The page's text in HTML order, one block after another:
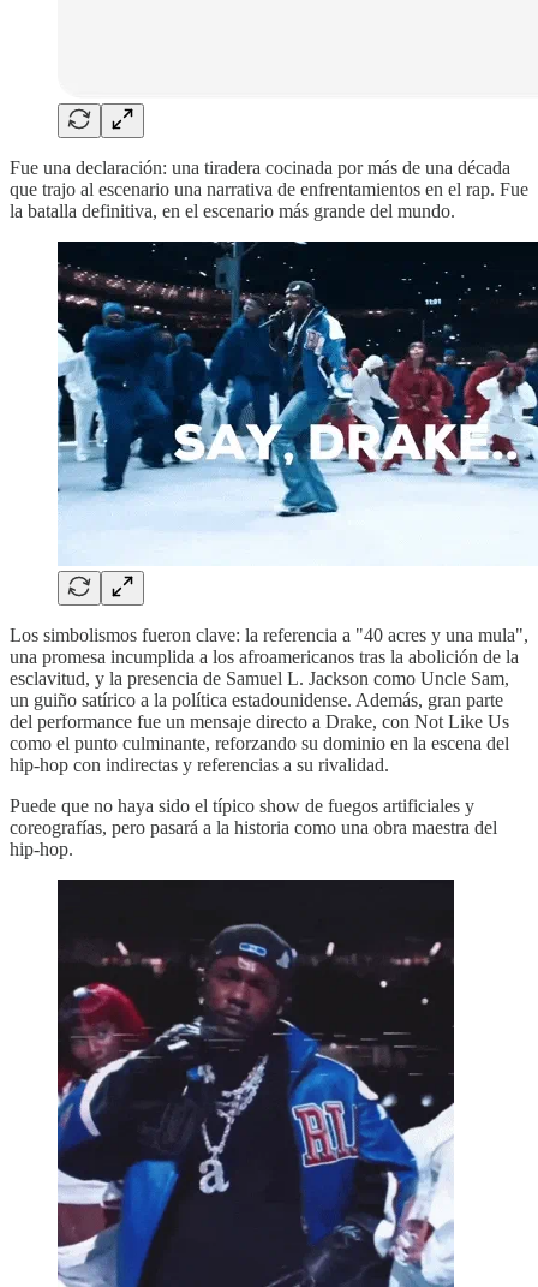
Fue una declaración: una tiradera cocinada por más de una década
que trajo al escenario una narrativa de enfrentamientos en el rap. Fue
la batalla definitiva, en el escenario más grande del mundo.
Los simbolismos fueron clave: la referencia a "40 acres y una mula",
una promesa incumplida a los afroamericanos tras la abolición de la
esclavitud, y la presencia de Samuel L. Jackson como Uncle Sam,
un guiño satírico a la política estadounidense. Además, gran parte
del performance fue un mensaje directo a Drake, con Not Like Us
como el punto culminante, reforzando su dominio en la escena del
hip-hop con indirectas y referencias a su rivalidad.
Puede que no haya sido el típico show de fuegos artificiales y
coreografías, pero pasará a la historia como una obra maestra del
hip-hop.